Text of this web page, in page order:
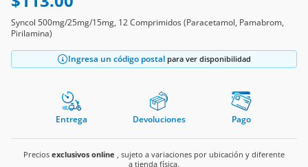
Syncol 500mg/25mg/15mg, 12 Comprimidos (Paracetamol, Pamabrom,
Pirilamina)
Ingresa un código postal para ver disponibilidad
Entrega Devoluciones Pago
Precios exclusivos online , sujeto a variaciones por ubicación y diferente
a tienda física.